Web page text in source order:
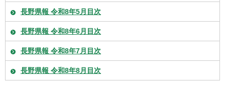
長野県報 令和8年5月目次
長野県報 令和8年6月目次
長野県報 令和8年7月目次
長野県報 令和8年8月目次